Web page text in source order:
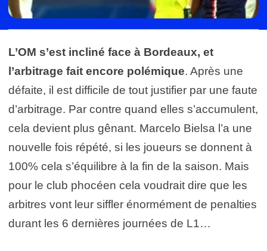
L’OM s’est incliné face à Bordeaux, et
l’arbitrage fait encore polémique. Après une
défaite, il est difficile de tout justifier par une faute
d’arbitrage. Par contre quand elles s’accumulent,
cela devient plus gênant. Marcelo Bielsa l’a une
nouvelle fois répété, si les joueurs se donnent à
100% cela s’équilibre à la fin de la saison. Mais
pour le club phocéen cela voudrait dire que les
arbitres vont leur siffler énormément de penalties
durant les 6 dernières journées de L1…